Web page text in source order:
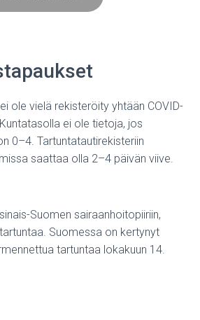
ole vielä rekisteröity yhtään COVID-
ei ole tietoja, jos
0–4. Tartuntatautirekisteriin
saattaa olla 2–4 päivän viive.
Suomen sairaanhoitopiiriin,
Suomessa on kertynyt
tartuntaa lokakuun 14.